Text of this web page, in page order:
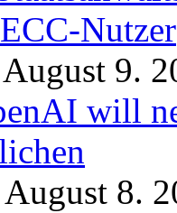
Nutzer
9.
will
August 8.